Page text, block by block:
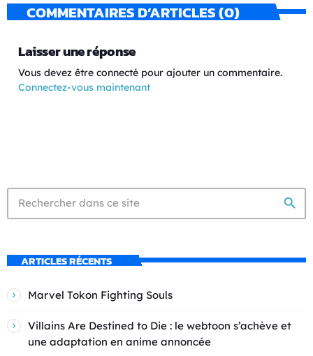
COMMENTAIRES D’ARTICLES (0)
Laisser une réponse
Vous devez être connecté pour ajouter un commentaire.
Connectez-vous maintenant
search
ARTICLES RÉCENTS
Marvel Tokon Fighting Souls
Villains Are Destined to Die : le webtoon s’achève et
une adaptation en anime annoncée